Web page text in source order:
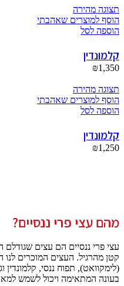
תצוגה מהירה
הוסף למוצרים שאהבתי
הוספה לסל
קלמונדין
₪1,350
תצוגה מהירה
הוסף למוצרים שאהבתי
הוספה לסל
קלמונדין
₪1,250
מהם עצי פרי ננסיים?
עצי פרי ננסיים הם עצים שגודלם
קטן מהרגיל. העצים המוכרים לנו
(לימקוואט), תפוח ננסי,
בעונה המתאימה ויכול לשמש